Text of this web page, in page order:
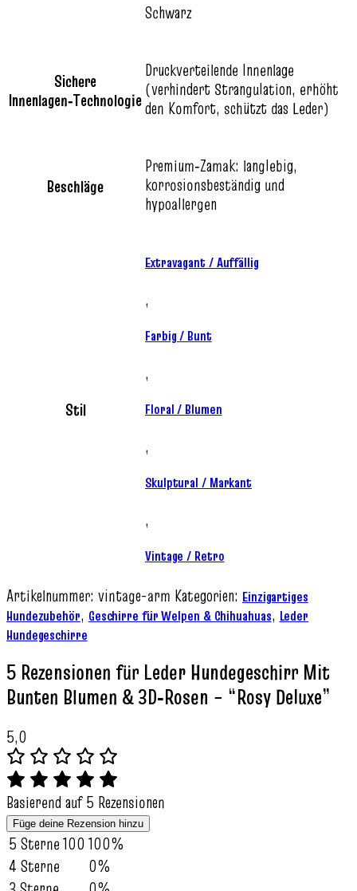
Schwarz
Sichere
Innenlagen‑Technologie
Druckverteilende Innenlage
(verhindert Strangulation, erhöht
den Komfort, schützt das Leder)
Beschläge
Premium‑Zamak: langlebig,
korrosionsbeständig und
hypoallergen
Stil
Extravagant / Auffällig
,
Farbig / Bunt
,
Floral / Blumen
,
Skulptural / Markant
,
Vintage / Retro
Artikelnummer: vintage-arm Kategorien: Einzigartiges
Hundezubehör, Geschirre für Welpen & Chihuahuas, Leder
Hundegeschirre
5 Rezensionen fürLeder Hundegeschirr Mit
Bunten Blumen & 3D‑Rosen – “Rosy Deluxe”
5,0
Basierend auf 5 Rezensionen
Füge deine Rezension hinzu
5 Sterne100 100%
4 Sterne
0%